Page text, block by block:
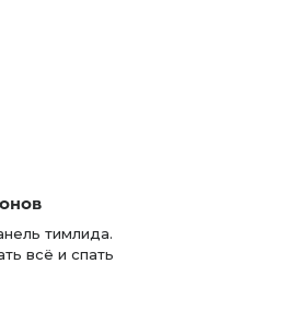
тимлида.
всё и спать